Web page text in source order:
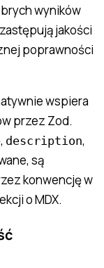
wyników
jakości
poprawności
wspiera
przez Zod.
, description,
są
konwencję w
o MDX.